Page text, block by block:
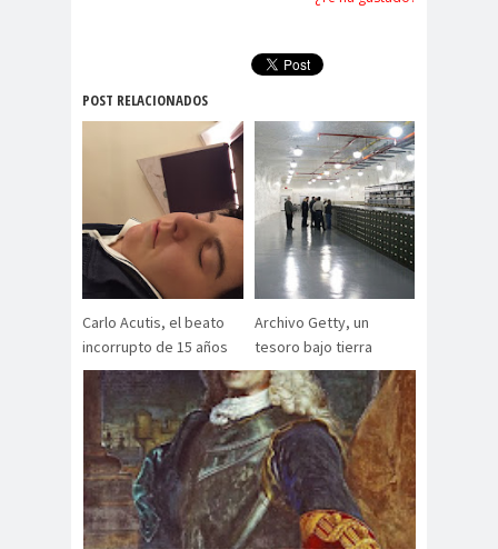
POST RELACIONADOS
Carlo Acutis, el beato
incorrupto de 15 años
Archivo Getty, un
tesoro bajo tierra